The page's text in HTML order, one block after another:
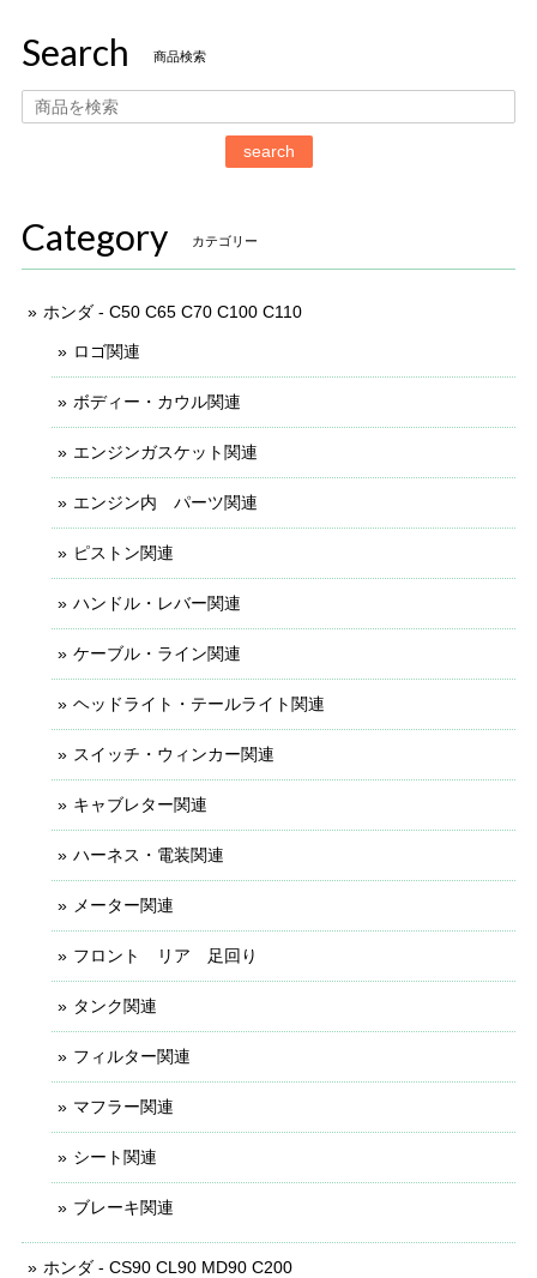
Search 商品検索
search
Category カテゴリー
ホンダ - C50 C65 C70 C100 C110
ロゴ関連
ボディー・カウル関連
エンジンガスケット関連
エンジン内 パーツ関連
ピストン関連
ハンドル・レバー関連
ケーブル・ライン関連
ヘッドライト・テールライト関連
スイッチ・ウィンカー関連
キャブレター関連
ハーネス・電装関連
メーター関連
フロント リア 足回り
タンク関連
フィルター関連
マフラー関連
シート関連
ブレーキ関連
ホンダ - CS90 CL90 MD90 C200